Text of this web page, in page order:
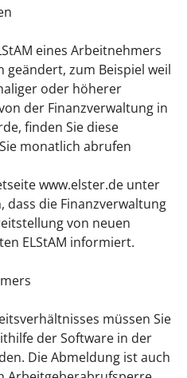
eines Arbeitnehmers
geändert, zum Beispiel weil
oder höherer
der Finanzverwaltung in
finden Sie diese
monatlich abrufen
www.elster.de unter
dass die Finanzverwaltung
von neuen
ELStAM informiert.
müssen Sie
der Software in der
Die Abmeldung ist auch